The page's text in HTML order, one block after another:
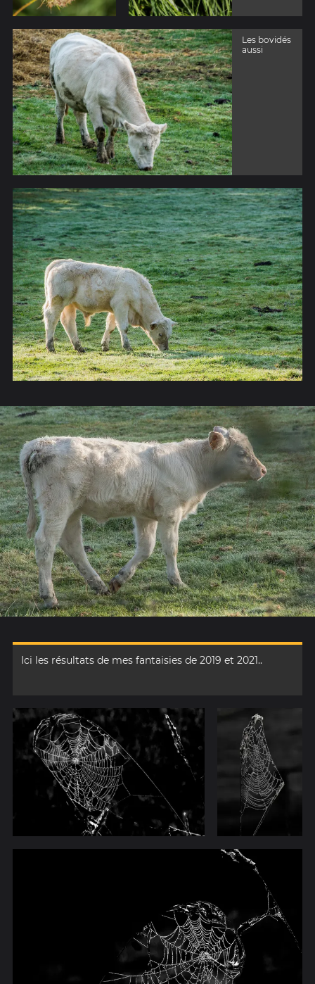
Les bovidés
aussi
Ici les résultats de mes fantaisies de 2019 et 2021..